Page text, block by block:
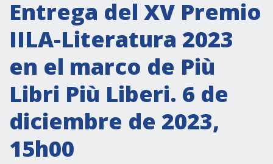
Secretaría Cultural
Secretaría Socioeconómica
Secretaría Técnico-científica
Forum Pymes
Conferencia Italia- América Latina y el Caribe
Red para la promoción de la igualdad de
género
Entrega del XV Premio
IILA-Literatura 2023
en el marco de Più
Libri Più Liberi. 6 de
diciembre de 2023,
15h00